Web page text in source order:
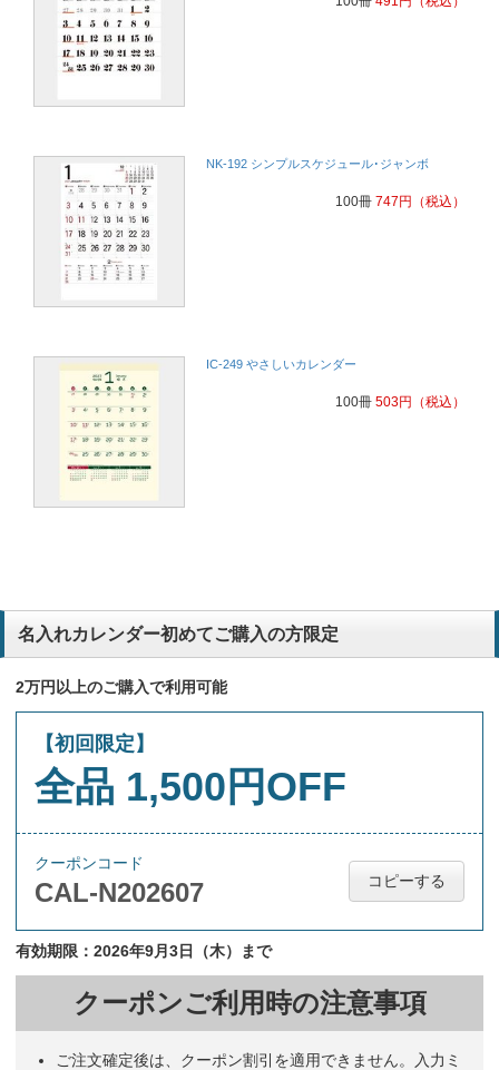
NK-192 シンプルスケジュール･ジャンボ
100冊 747 円 （税込）
IC-249 やさしいカレンダー
100冊 503円 （税込）
名入れカレンダー初めてご購入の方限定
2万円以上のご購入で利用可能
【初回限定】
全品 1,500円OFF
クーポンコード
CAL-N202607 コピーする
有効期限：2026年9月3日（木）まで
クーポンご利用時の注意事項
ご注文確定後は、クーポン割引を適用できません。入力ミ